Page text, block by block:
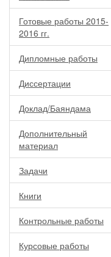
Готовые работы 2015-
2016 гг.
Дипломные работы
Диссертации
Доклад/Баяндама
Дополнительный
материал
Задачи
Книги
Контрольные работы
Курсовые работы